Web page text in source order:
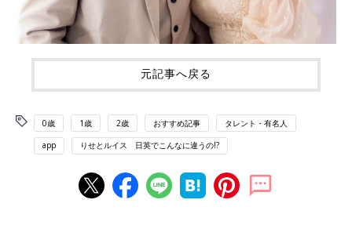
元記事へ戻る
0歳 1歳 2歳 おすすめ記事 タレント・有名人
app りせとルイス 日英でこんなに違うの!?